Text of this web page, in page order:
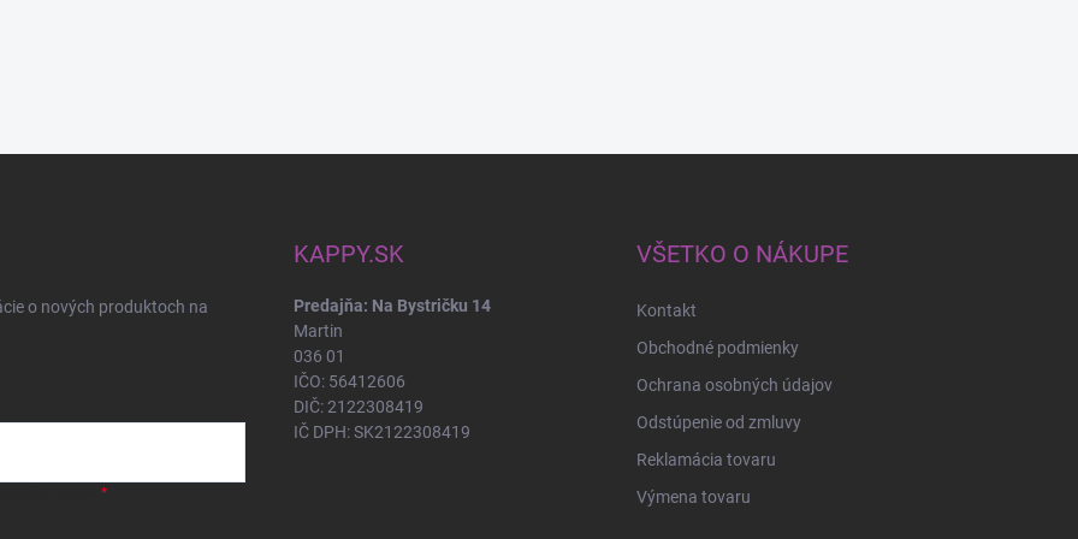
o nových produktoch na
KAPPY.SK
Predajňa: Na Bystričku 14
Martin
036 01
IČO: 56412606
DIČ: 2122308419
IČ DPH: SK2122308419
VŠETKO O NÁKUPE
Kontakt
Obchodné podmienky
Ochrana osobných údajov
Odstúpenie od zmluvy
Reklamácia tovaru
Výmena tovaru